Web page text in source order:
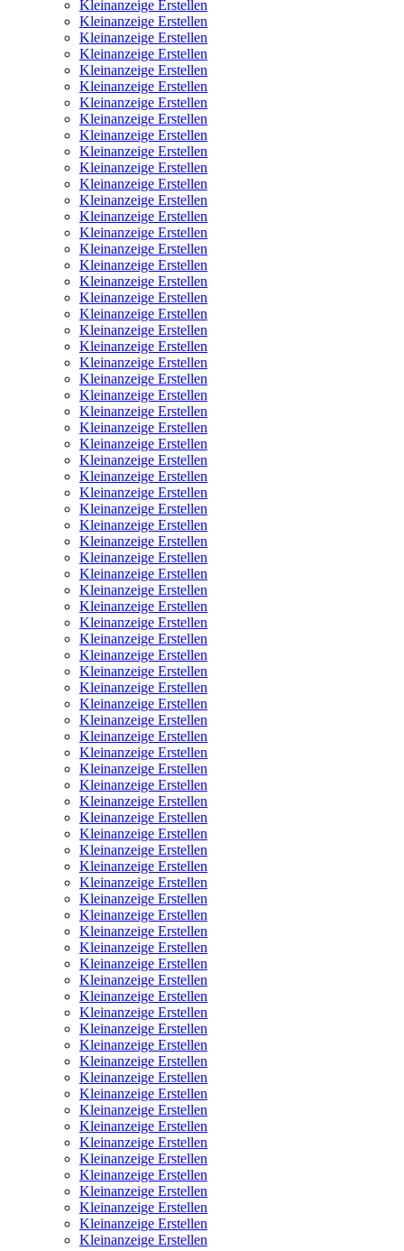
Kleinanzeige Erstellen
Kleinanzeige Erstellen
Kleinanzeige Erstellen
Kleinanzeige Erstellen
Kleinanzeige Erstellen
Kleinanzeige Erstellen
Kleinanzeige Erstellen
Kleinanzeige Erstellen
Kleinanzeige Erstellen
Kleinanzeige Erstellen
Kleinanzeige Erstellen
Kleinanzeige Erstellen
Kleinanzeige Erstellen
Kleinanzeige Erstellen
Kleinanzeige Erstellen
Kleinanzeige Erstellen
Kleinanzeige Erstellen
Kleinanzeige Erstellen
Kleinanzeige Erstellen
Kleinanzeige Erstellen
Kleinanzeige Erstellen
Kleinanzeige Erstellen
Kleinanzeige Erstellen
Kleinanzeige Erstellen
Kleinanzeige Erstellen
Kleinanzeige Erstellen
Kleinanzeige Erstellen
Kleinanzeige Erstellen
Kleinanzeige Erstellen
Kleinanzeige Erstellen
Kleinanzeige Erstellen
Kleinanzeige Erstellen
Kleinanzeige Erstellen
Kleinanzeige Erstellen
Kleinanzeige Erstellen
Kleinanzeige Erstellen
Kleinanzeige Erstellen
Kleinanzeige Erstellen
Kleinanzeige Erstellen
Kleinanzeige Erstellen
Kleinanzeige Erstellen
Kleinanzeige Erstellen
Kleinanzeige Erstellen
Kleinanzeige Erstellen
Kleinanzeige Erstellen
Kleinanzeige Erstellen
Kleinanzeige Erstellen
Kleinanzeige Erstellen
Kleinanzeige Erstellen
Kleinanzeige Erstellen
Kleinanzeige Erstellen
Kleinanzeige Erstellen
Kleinanzeige Erstellen
Kleinanzeige Erstellen
Kleinanzeige Erstellen
Kleinanzeige Erstellen
Kleinanzeige Erstellen
Kleinanzeige Erstellen
Kleinanzeige Erstellen
Kleinanzeige Erstellen
Kleinanzeige Erstellen
Kleinanzeige Erstellen
Kleinanzeige Erstellen
Kleinanzeige Erstellen
Kleinanzeige Erstellen
Kleinanzeige Erstellen
Kleinanzeige Erstellen
Kleinanzeige Erstellen
Kleinanzeige Erstellen
Kleinanzeige Erstellen
Kleinanzeige Erstellen
Kleinanzeige Erstellen
Kleinanzeige Erstellen
Kleinanzeige Erstellen
Kleinanzeige Erstellen
Kleinanzeige Erstellen
Kleinanzeige Erstellen